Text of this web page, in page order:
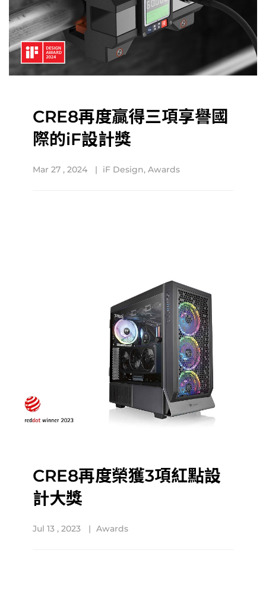
CRE8再度贏得三項享譽國
際的iF設計獎
Mar 27 , 2024 iF Design, Awards
CRE8再度榮獲3項紅點設
計大獎
Jul 13 , 2023 Awards